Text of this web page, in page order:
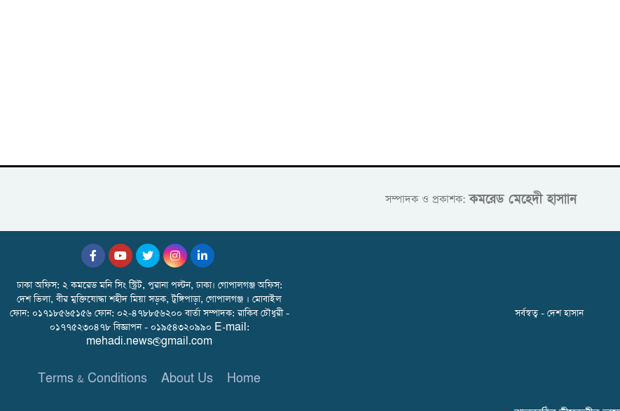
সম্পাদক ও প্রকাশক:কমরেড মেহেদী হাসাান
ঢাকা অফিস: ২ কমরেড মনি সিং স্ট্রিট, পুরানা পল্টন, ঢাকা। গোপালগঞ্জ অফিস:
দেশ ভিলা, বীর মুক্তিযোদ্ধা শহীদ মিয়া সড়ক, টুঙ্গিপাড়া, গোপালগঞ্জ । মোবাইল
ফোন: ০১৭১৮৫৬৫১৫৬ ফোন: ০২-৪৭৮৮৫৬২০০ বার্তা সম্পাদক: রাকিব চৌধুরী -
০১৭৭৫২৩০৪৭৮ বিজ্ঞাপন - ০১৯৫৪৩২০৯৯০ E-mail:
mehadi.news@gmail.com
Terms & Conditions About Us Home
সর্বস্বত্ব - দেশ হাসান